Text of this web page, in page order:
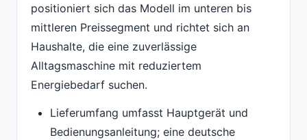
positioniert sich das Modell im unteren bis
mittleren Preissegment und richtet sich an
Haushalte, die eine zuverlässige
Alltagsmaschine mit reduziertem
Energiebedarf suchen.
Lieferumfang umfasst Hauptgerät und
Bedienungsanleitung; eine deutsche